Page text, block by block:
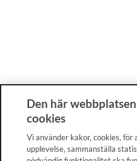
Den här
cookies
Vi använder kakor, cookies,
upplevelse, sammanställa